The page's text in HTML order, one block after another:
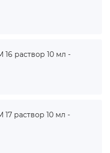
раствор 10 мл -
раствор 10 мл -